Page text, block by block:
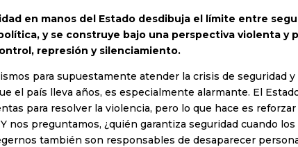
en manos del Estado desdibuja el límite entre
y se construye bajo una perspectiva violenta y
represión y silenciamiento.
para supuestamente atender la crisis de seguridad y
el país lleva años, es especialmente alarmante. El
para resolver la violencia, pero lo que hace es reforzar
nos preguntamos, ¿quién garantiza seguridad cuando los
también son responsables de desaparecer